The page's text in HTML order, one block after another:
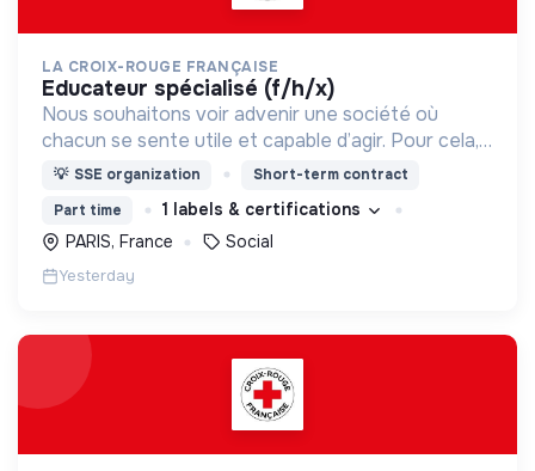
LA CROIX-ROUGE FRANÇAISE
educateur spécialisé (f/h/x)
Nous souhaitons voir advenir une société où
chacun se sente utile et capable d’agir. Pour cela,
nous proposons des moyens et des lieux
💡 SSE organization
Short-term contract
Part time
1 labels & certifications
PARIS, France
Social
Yesterday